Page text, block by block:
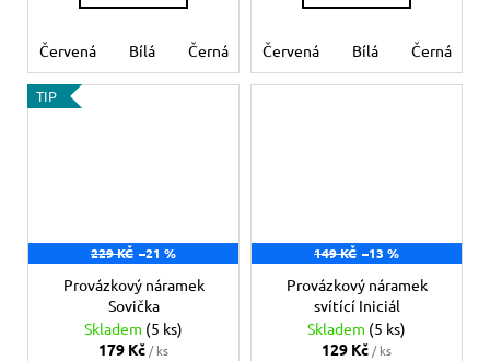
Červená Bílá Černá Růžová Modrá světlá
Červená Bílá Černá
TIP
229 KČ –21 %
Provázkový náramek
Sovička
Skladem (5 ks)
179 Kč/ ks
149 KČ –13 %
Provázkový náramek
svítící Iniciál
Skladem (5 ks)
129 Kč/ ks